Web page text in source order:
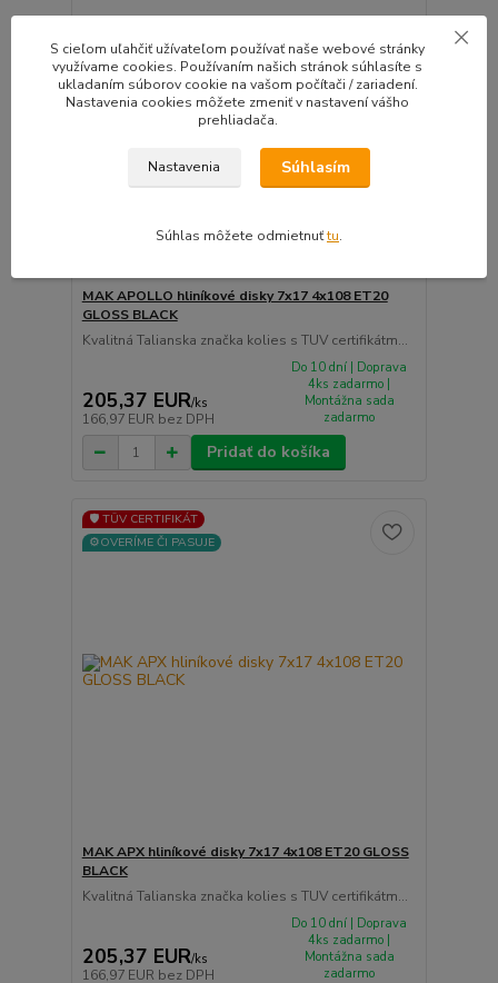
MAK APOLLO hliníkové disky 7x17 4x108 ET20
GLOSS BLACK
Kvalitná Talianska značka kolies s TUV certifikátm...
205,37 EUR/ks
166,97 EUR bez DPH
Do 10 dní | Doprava
4ks zadarmo |
Montážna sada
zadarmo
Pridať do košíka
🛡️ TÜV CERTIFIKÁT
⚙️OVERÍME ČI PASUJE
MAK APX hliníkové disky 7x17 4x108 ET20 GLOSS
BLACK
Kvalitná Talianska značka kolies s TUV certifikátm...
205,37 EUR/ks
166,97 EUR bez DPH
Do 10 dní | Doprava
4ks zadarmo |
Montážna sada
zadarmo
S cieľom uľahčiť užívateľom používať naše webové stránky
využívame cookies. Používaním našich stránok súhlasíte s
ukladaním súborov cookie na vašom počítači / zariadení.
Nastavenia cookies môžete zmeniť v nastavení vášho
prehliadača.
Nastavenia Súhlasím
Súhlas môžete odmietnuťtu.